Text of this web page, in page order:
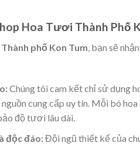
Hoa Tươi Thành Phố
phố Kon Tum , bạn sẽ
Chúng tôi cam kết chỉ sử dụng
cung cấp uy tín. Mỗi bó
độ tươi lâu dài.
độc đáo:Đội ngũ thiết kế của